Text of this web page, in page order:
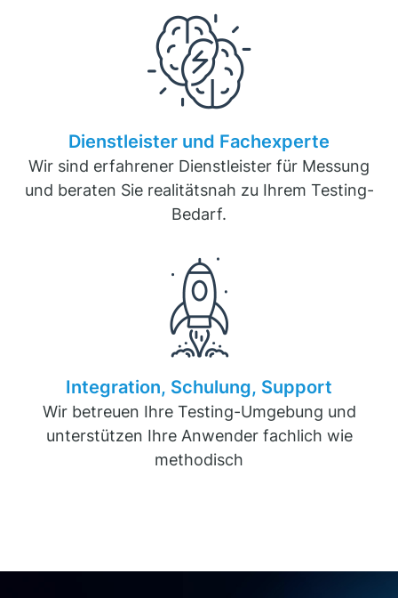
Dienstleister und Fachexperte
Wir sind erfahrener Dienstleister für Messung
und beraten Sie realitätsnah zu Ihrem Testing-
Bedarf.
Integration, Schulung, Support
Wir betreuen Ihre Testing-Umgebung und
unterstützen Ihre Anwender fachlich wie
methodisch